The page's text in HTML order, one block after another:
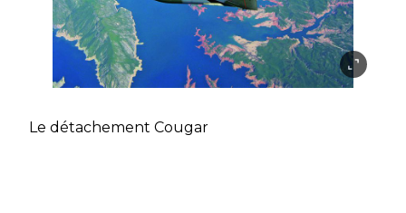
Le détachement Cougar